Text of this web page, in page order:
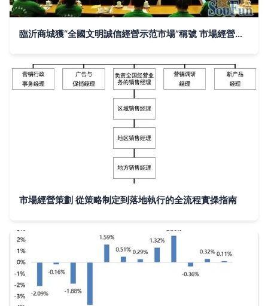
臨沂商城獲“全國文明誠信經營示范市場”稱號 市場經營策劃的新篇章
市場經營策劃 從策略制定到落地執行的全流程實操指南